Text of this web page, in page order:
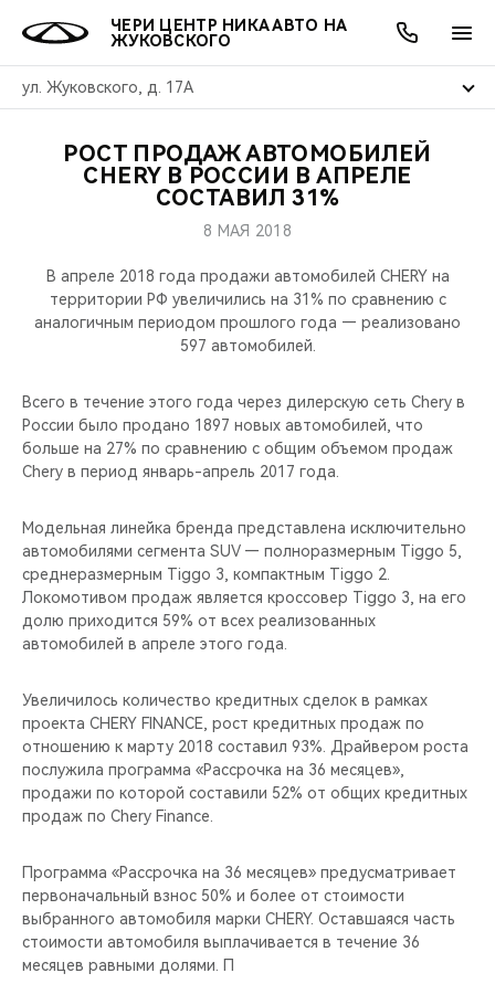
ЧЕРИ ЦЕНТР НИКА АВТО НА
ЖУКОВСКОГО
ул. Жуковского, д. 17А
МОДЕЛИ
КРОССОВЕРЫ
НОВИНКИ
ПОКУПАТЕЛЯМ
КРЕДИТ И СТРАХОВАНИЕ
ВЛАДЕЛЬЦАМ
ЗАПЧАСТИ И АКСЕССУАРЫ
ПОДДЕРЖКА
МИР CHERY
О БРЕНДЕ
CHERY В СОЦСЕТЯХ
БЛАГОТВОРИТЕЛЬНОСТЬ
CHERY И СПОРТ
НАШИ МЕРОПРИЯТИЯ
CHERY ДЛЯ ДЕТЕЙ
АКЦИИ
ОНЛАЙН СЕРВИСЫ
КРЕДИТ
О КОМПАНИИ
МЫ В СОЦСЕТЯХ
РОСТ ПРОДАЖ АВТОМОБИЛЕЙ
CHERY В РОССИИ В АПРЕЛЕ
СОСТАВИЛ 31%
8 МАЯ 2018
В апреле 2018 года продажи автомобилей CHERY на
территории РФ увеличились на 31% по сравнению с
аналогичным периодом прошлого года — реализовано
597 автомобилей.
Всего в течение этого года через дилерскую сеть Chery в
России было продано 1897 новых автомобилей, что
больше на 27% по сравнению с общим объемом продаж
Chery в период январь-апрель 2017 года.
Модельная линейка бренда представлена исключительно
автомобилями сегмента SUV — полноразмерным Tiggo 5,
среднеразмерным Tiggo 3, компактным Tiggo 2.
Локомотивом продаж является кроссовер Tiggo 3, на его
долю приходится 59% от всех реализованных
автомобилей в апреле этого года.
Увеличилось количество кредитных сделок в рамках
проекта CHERY FINANCE, рост кредитных продаж по
отношению к марту 2018 составил 93%. Драйвером роста
послужила программа «Рассрочка на 36 месяцев»,
продажи по которой составили 52% от общих кредитных
продаж по Chery Finance.
Программа «Рассрочка на 36 месяцев» предусматривает
первоначальный взнос 50% и более от стоимости
выбранного автомобиля марки CHERY. Оставшаяся часть
стоимости автомобиля выплачивается в течение 36
месяцев равными долями. П